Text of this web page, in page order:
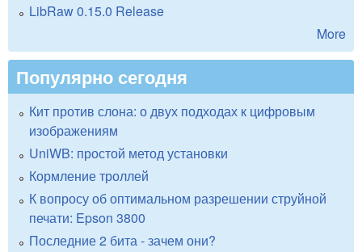
LibRaw 0.15.0 Release
More
Популярно сегодня
Кит против слона: о двух подходах к цифровым
изображениям
UniWB: простой метод установки
Кормление троллей
К вопросу об оптимальном разрешении струйной
печати: Epson 3800
Последние 2 бита - зачем они?